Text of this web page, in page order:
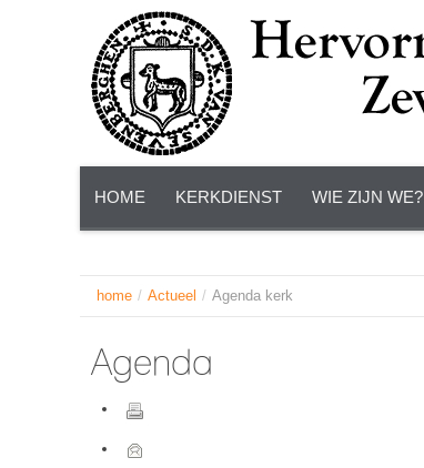
HOME KERKDIENST WIE ZIJN WE?
home / Actueel / Agenda kerk
Agenda